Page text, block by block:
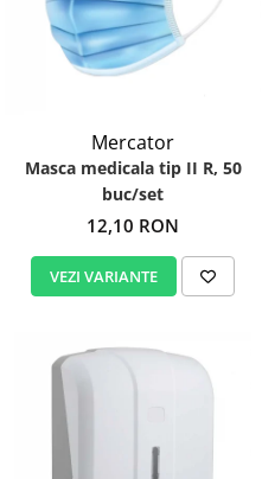
Mercator
Masca medicala tip II R, 50
buc/set
12,10 RON
VEZI VARIANTE